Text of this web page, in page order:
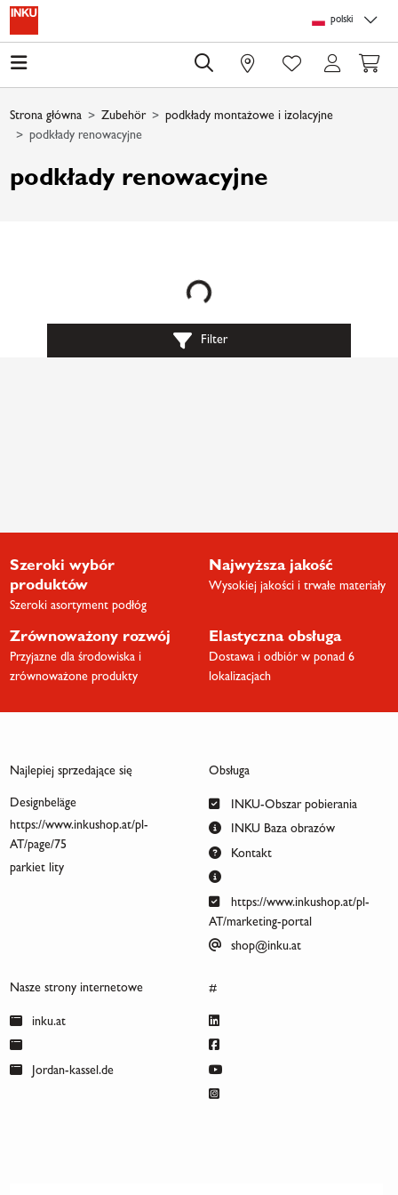
Skip to main content
polski
0
Strona główna Zubehör
podkłady montażowe i izolacyjne
podkłady renowacyjne
podkłady renowacyjne
Loading...
Filter
Szeroki wybór
produktów
Szeroki asortyment podłóg
Najwyższa jakość
Wysokiej jakości i trwałe materiały
Zrównoważony rozwój
Przyjazne dla środowiska i
zrównoważone produkty
Elastyczna obsługa
Dostawa i odbiór w ponad 6
lokalizacjach
Najlepiej sprzedające się
Designbeläge
https://www.inkushop.at/pl-
AT/page/75
parkiet lity
Obsługa
INKU-Obszar pobierania
INKU Baza obrazów
Kontakt
https://www.inkushop.at/pl-
AT/marketing-portal
shop@inku.at
Nasze strony internetowe
inku.at
Jordan-kassel.de
#